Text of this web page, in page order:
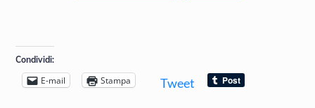
Condividi:
E-mail Stampa Tweet